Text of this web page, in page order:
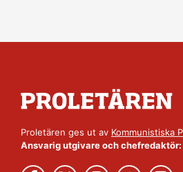
Proletären ges ut av Kommunistiska
Ansvarig utgivare och chefredaktör: